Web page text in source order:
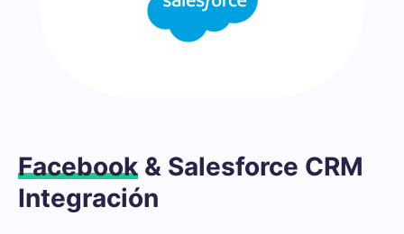
Facebook & Salesforce CRM
Integración